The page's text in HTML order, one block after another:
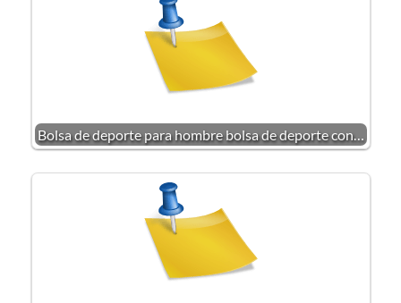
Bolsa de deporte para hombre bolsa de deporte con…